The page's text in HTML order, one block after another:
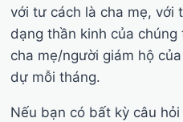
với tư cách là cha mẹ, với
dạng thần kinh của
cha mẹ/người giám hộ
dự mỗi tháng.
Nếu bạn có bất kỳ câu